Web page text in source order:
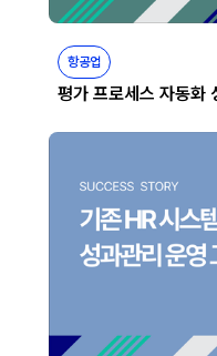
항공업
평가 프로세스 자동화